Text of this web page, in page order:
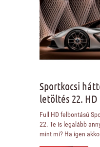
Sportkocsi
letöltés 22. HD
Full HD felbontású
22. Te is legalább
mint mi? Ha igen